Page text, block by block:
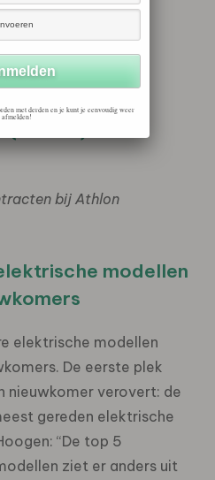
4. Volkswagen ID.4
(2020: #8)
5. Tesla Model 3
bij Athlon
modellen
elektrische modellen
De eerste plek
nieuwkomer verovert: de
gereden elektrische
“De top 5
ziet er anders uit
met derden en je kunt je eenvoudig weer
afmelden!